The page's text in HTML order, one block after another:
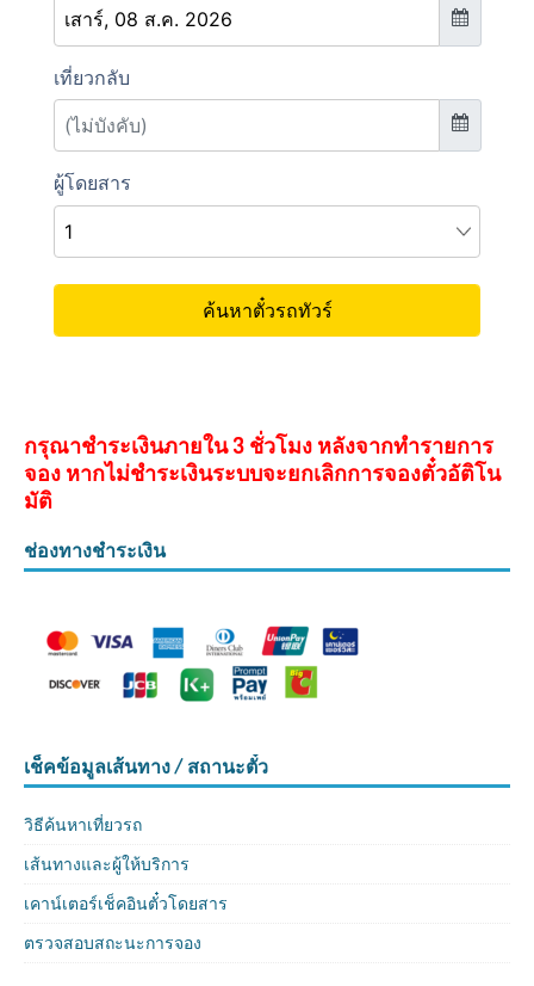
กรุณาชำระเงินภายใน 3 ชั่วโมง หลังจากทำรายการ
จอง หากไม่ชำระเงินระบบจะยกเลิกการจองตั๋วอัติโน
มัติ
ช่องทางชำระเงิน
เช็คข้อมูลเส้นทาง / สถานะตั๋ว
วิธีค้นหาเที่ยวรถ
เส้นทางและผู้ให้บริการ
เคาน์เตอร์เช็คอินตั๋วโดยสาร
ตรวจสอบสถะนะการจอง